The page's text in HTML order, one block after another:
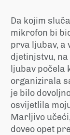
Da kojim
mikrofon bi
prva ljubav, a
djetinjstvu, na
ljubav počela
organizirala
je bilo
osvijetlila
Marljivo
doveo opet